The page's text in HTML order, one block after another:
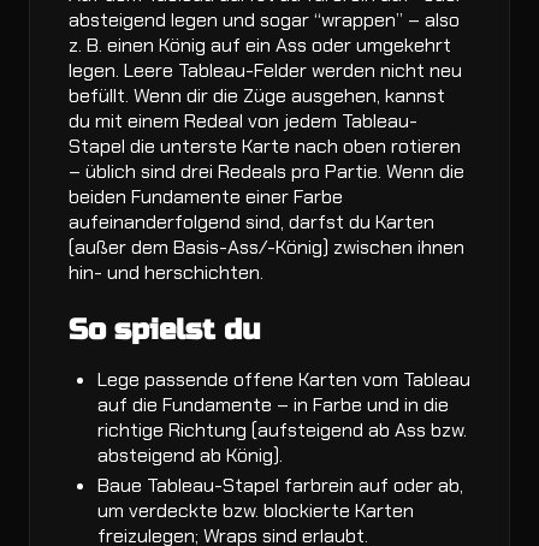
absteigend legen und sogar “wrappen” – also
z. B. einen König auf ein Ass oder umgekehrt
legen. Leere Tableau-Felder werden nicht neu
befüllt. Wenn dir die Züge ausgehen, kannst
du mit einem Redeal von jedem Tableau-
Stapel die unterste Karte nach oben rotieren
– üblich sind drei Redeals pro Partie. Wenn die
beiden Fundamente einer Farbe
aufeinanderfolgend sind, darfst du Karten
(außer dem Basis-Ass/-König) zwischen ihnen
hin- und herschichten.
So spielst du
Lege passende offene Karten vom Tableau
auf die Fundamente – in Farbe und in die
richtige Richtung (aufsteigend ab Ass bzw.
absteigend ab König).
Baue Tableau-Stapel farbrein auf oder ab,
um verdeckte bzw. blockierte Karten
freizulegen; Wraps sind erlaubt.